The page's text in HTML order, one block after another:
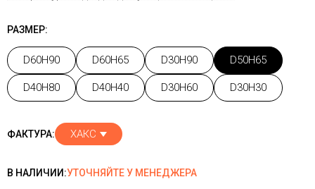
РАЗМЕР:
D60H90 D60H65 D30H90 D50H65
D40H80 D40H40 D30H60 D30H30
ФАКТУРА: ХАКС
В НАЛИЧИИ:УТОЧНЯЙТЕ У МЕНЕДЖЕРА